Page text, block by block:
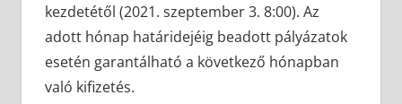
kezdetétől (2021. szeptember 3. 8:00). Az
adott hónap határidejéig beadott pályázatok
esetén garantálható a következő hónapban
való kifizetés.